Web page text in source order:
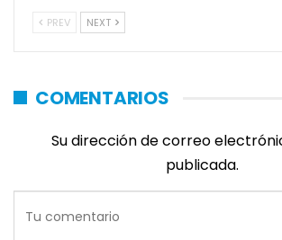
PREV NEXT
COMENTARIOS
Su dirección de correo
publicada.